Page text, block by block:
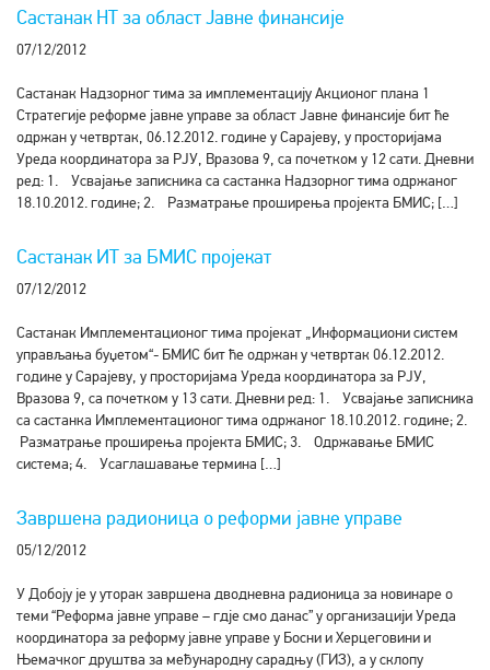
Састанак НТ за област Јавне финансије
07/12/2012
Састанак Надзорног тима за имплементацију Акционог плана 1
Стратегије реформе јавне управе за област Јавне финансије бит ће
одржан у четвртак, 06.12.2012. године у Сарајеву, у просторијама
Уреда координатора за РЈУ, Вразова 9, са почетком у 12 сати. Дневни
ред: 1. Усвајање записника са састанка Надзорног тима одржаног
18.10.2012. године; 2. Разматрање проширења пројекта БМИС; […]
Састанак ИТ за БМИС пројекат
07/12/2012
Састанак Имплементационог тима пројекат „Информациони систем
управљања буџетом“- БМИС бит ће одржан у четвртак 06.12.2012.
године у Сарајеву, у просторијама Уреда координатора за РЈУ,
Вразова 9, са почетком у 13 сати. Дневни ред: 1. Усвајање записника
са састанка Имплементационог тима одржаног 18.10.2012. године; 2.
Разматрање проширења пројекта БМИС; 3. Одржавање БМИС
система; 4. Усаглашавање термина […]
Завршена радионица о реформи јавне управе
05/12/2012
У Добоју је у уторак завршена дводневна радионица за новинаре о
теми “Реформа јавне управе – гдје смо данас” у организацији Уреда
координатора за реформу јавне управе у Босни и Херцеговини и
Њемачког друштва за међународну сарадњу (ГИЗ), а у склопу